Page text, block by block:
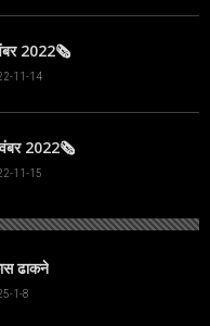
2022🗞
11-14
2022🗞
11-15
ढाकने
1-8